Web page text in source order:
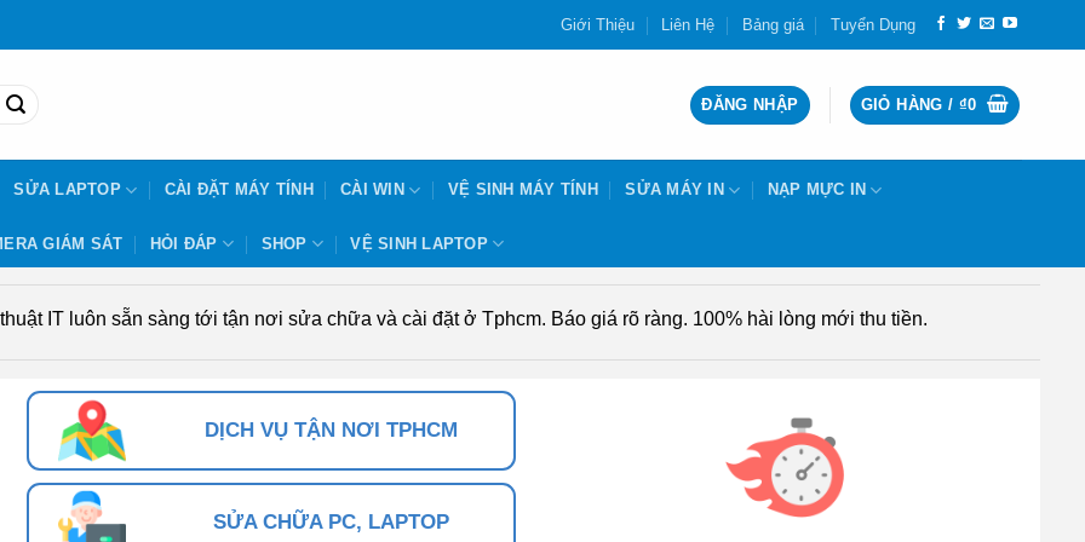
Giới Thiệu Liên Hệ Bảng giá Tuyển Dụng
ĐĂNG NHẬP GIỎ HÀNG / ₫0
SỬA LAPTOP CÀI ĐẶT MÁY TÍNH CÀI WIN VỆ SINH MÁY TÍNH SỬA MÁY IN NẠP MỰC IN
GIÁM SÁT HỎI ĐÁP SHOP VỆ SINH LAPTOP
IT luôn sẵn sàng tới tận nơi sửa chữa và cài đặt ở Tphcm. Báo giá rõ ràng. 100% hài lòng mới thu tiền.
DỊCH VỤ TẬN NƠI TPHCM
SỬA CHỮA PC, LAPTOP